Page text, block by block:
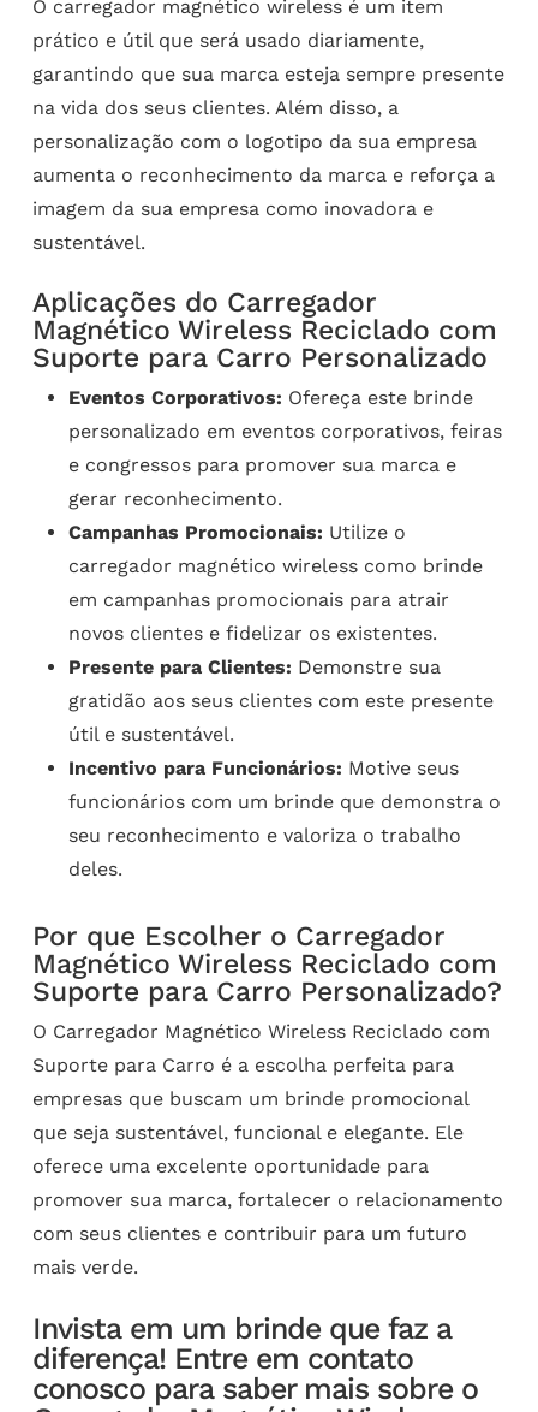
O carregador magnético wireless é um item
prático e útil que será usado diariamente,
garantindo que sua marca esteja sempre presente
na vida dos seus clientes. Além disso, a
personalização com o logotipo da sua empresa
aumenta o reconhecimento da marca e reforça a
imagem da sua empresa como inovadora e
sustentável.
Aplicações do Carregador
Magnético Wireless Reciclado com
Suporte para Carro Personalizado
Eventos Corporativos: Ofereça este brinde
personalizado em eventos corporativos, feiras
e congressos para promover sua marca e
gerar reconhecimento.
Campanhas Promocionais: Utilize o
carregador magnético wireless como brinde
em campanhas promocionais para atrair
novos clientes e fidelizar os existentes.
Presente para Clientes: Demonstre sua
gratidão aos seus clientes com este presente
útil e sustentável.
Incentivo para Funcionários: Motive seus
funcionários com um brinde que demonstra o
seu reconhecimento e valoriza o trabalho
deles.
Por que Escolher o Carregador
Magnético Wireless Reciclado com
Suporte para Carro Personalizado?
O Carregador Magnético Wireless Reciclado com
Suporte para Carro é a escolha perfeita para
empresas que buscam um brinde promocional
que seja sustentável, funcional e elegante. Ele
oferece uma excelente oportunidade para
promover sua marca, fortalecer o relacionamento
com seus clientes e contribuir para um futuro
mais verde.
Invista em um brinde que faz a
diferença! Entre em contato
conosco para saber mais sobre o